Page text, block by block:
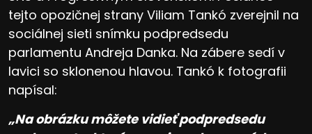
tejto opozičnej strany Viliam Tankó zverejnil na
sociálnej sieti snímku podpredsedu
parlamentu Andreja Danka. Na zábere sedí v
lavici so sklonenou hlavou. Tankó k fotografii
napísal:
„Na obrázku môžete vidieť podpredsedu